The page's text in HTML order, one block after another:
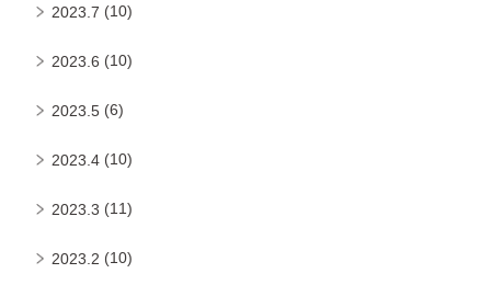
2023.7 (10)
2023.6 (10)
2023.5 (6)
2023.4 (10)
2023.3 (11)
2023.2 (10)